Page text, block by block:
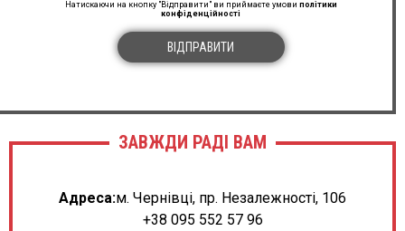
Натискаючи на кнопку "Відправити" ви приймаєте умови політики
конфіденційності
ВІДПРАВИТИ
ЗАВЖДИ РАДІ ВАМ
Адреса:м. Чернівці, пр. Незалежності, 106
+38 095 552 57 96